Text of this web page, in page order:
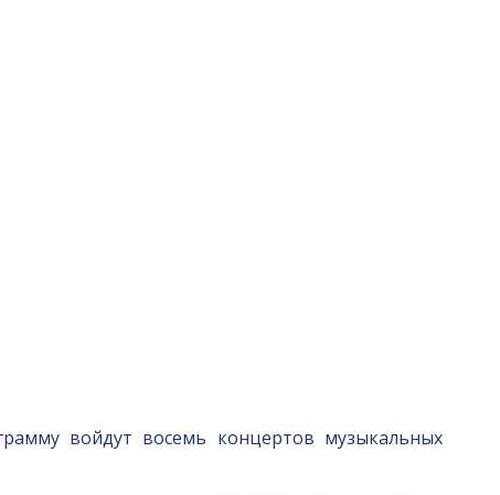
войдут восемь концертов музыкальных